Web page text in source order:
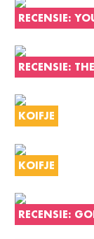
RECENSIE:
RECENSIE:
KOIFJE
KOIFJE
RECENSIE: